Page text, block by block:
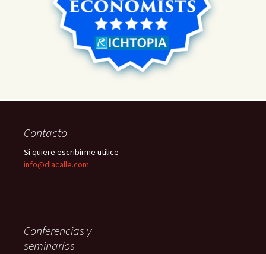
Contacto
Si quiere escribirme utilice
info@dlacalle.com
Conferencias y
seminarios